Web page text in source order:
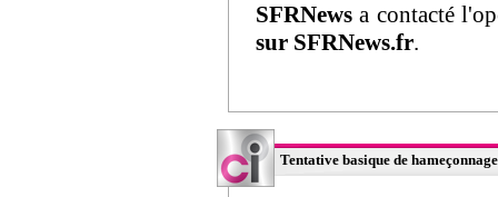
SFRNews a contacté
sur SFRNews.fr.
Tentative basique de